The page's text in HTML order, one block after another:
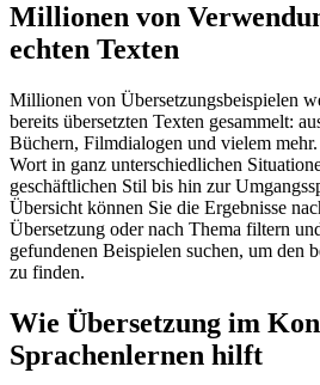
Millionen von
echten Texten
Millionen von Übersetzungsbeispielen
bereits übersetzten Texten gesammelt:
Büchern, Filmdialogen und vielem
Wort in ganz unterschiedlichen
geschäftlichen Stil bis hin zur
Übersicht können Sie die Ergebnisse
Übersetzung oder nach Thema filtern
gefundenen Beispielen suchen, um den
zu finden.
Wie Übersetzung im
Sprachenlernen hilft